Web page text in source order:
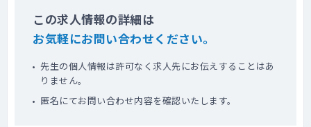
この求人情報の詳細は
お気軽にお問い合わせください。
先生の個人情報は許可なく求人先にお伝えすることはあ
りません。
匿名にてお問い合わせ内容を確認いたします。